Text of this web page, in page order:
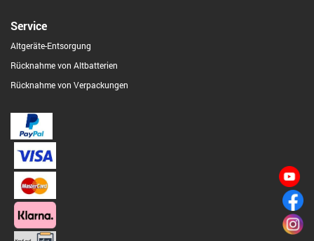
Service
Altgeräte-Entsorgung
Rücknahme von Altbatterien
Rücknahme von Verpackungen